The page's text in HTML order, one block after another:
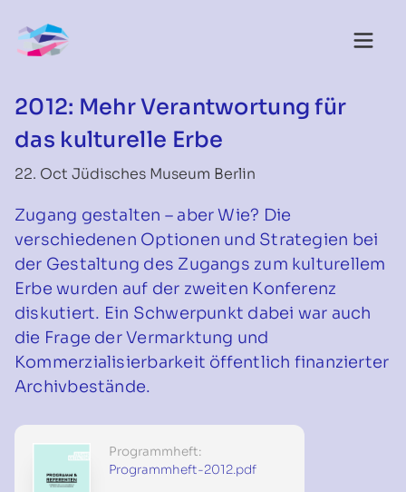
2012: Mehr Verantwortung für
das kulturelle Erbe
22. Oct Jüdisches Museum Berlin
Zugang gestalten – aber Wie? Die
verschiedenen Optionen und Strategien bei
der Gestaltung des Zugangs zum kulturellem
Erbe wurden auf der zweiten Konferenz
diskutiert. Ein Schwerpunkt dabei war auch
die Frage der Vermarktung und
Kommerzialisierbarkeit öffentlich finanzierter
Archivbestände.
Programmheft:
Programmheft-2012.pdf